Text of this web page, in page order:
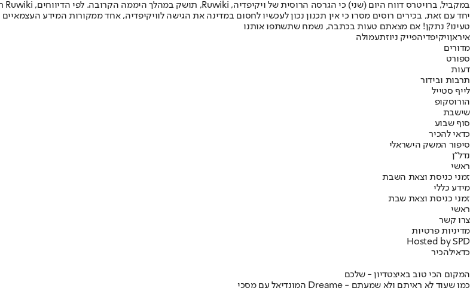
במקביל, ברויטרס דווח היום (שני) כי הגרסה הרוסית של ויקיפדיה, Ruwiki, תושק במהלך היממה הקרובה. לפי הדיווחים, Ruwiki תכלול יותר מאמרים ועמודים מאשר הערכים בוויקיפדיה שמופיעים בשפה הרוסית.
יחד עם זאת, בכירים רוסים מסרו כי אין תכנון נכון לעכשיו לחסום במדינה את הגישה לוויקיפדיה, אחד ממקורות המידע העצמאיים
טעינו? נתקן! אם מצאתם טעות בכתבה, נשמח שתשתפו אותנו
איראןויקיפדיהפייק ניוזתעמולה
מדורים
ספורט
דעות
תרבות ובידור
לייף סטייל
הורוסקופ
שישבת
סוף שבוע
כדאי להכיר
סיפור המשק הישראלי
נדל"ן
ראשי
זמני כניסת וצאת השבת
מידע כללי
זמני כניסת וצאת שבת
ראשי
צרו קשר
מדיניות פרטיות
Hosted by SPD
כדאילהכיר
המקום הכי טוב באיצטדיון - שלכם
המונדיאל עם מסכי Dreame - כמו שעוד לא ראיתם ולא שמעתם